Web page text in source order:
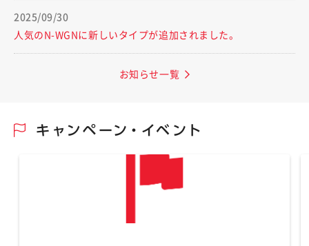
2025/09/30
人気のN-WGNに新しいタイプが追加されました。
お知らせ一覧